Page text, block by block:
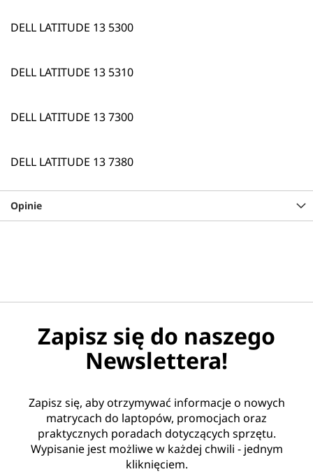
DELL LATITUDE 13 5300
DELL LATITUDE 13 5310
DELL LATITUDE 13 7300
DELL LATITUDE 13 7380
Opinie
Zapisz się do naszego
Newslettera!
Zapisz się, aby otrzymywać informacje o nowych
matrycach do laptopów, promocjach oraz
praktycznych poradach dotyczących sprzętu.
Wypisanie jest możliwe w każdej chwili - jednym
kliknięciem.